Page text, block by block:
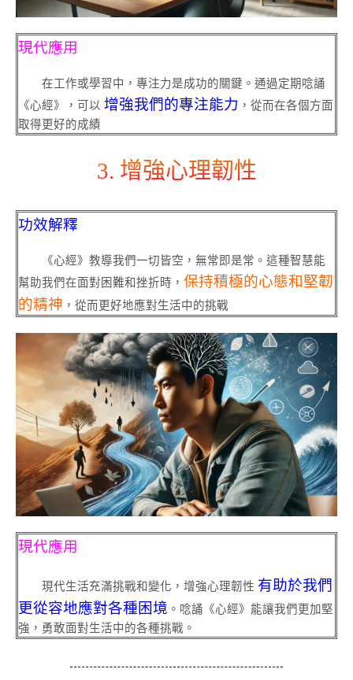
現代應用
在工作或學習中，專注力是成功的關鍵。通過定期唸誦
《心經》，可以 增強我們的專注能力 ，從而在各個方面
取得更好的成績
3. 增強心理韌性
功效解釋
《心經》教導我們一切皆空，無常即是常。這種智慧能
幫助我們在面對困難和挫折時， 保持積極的心態和堅韌
的精神 ，從而更好地應對生活中的挑戰
現代應用
現代生活充滿挑戰和變化，增強心理韌性 有助於我們
更從容地應對各種困境 。唸誦《心經》能讓我們更加堅
強，勇敢面對生活中的各種挑戰。